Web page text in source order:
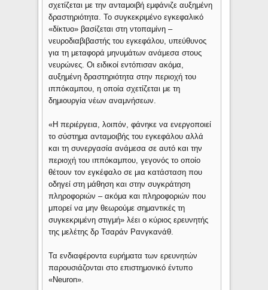
σχετίζεται με την ανταμοιβή εμφάνιζε αυξημένη
δραστηριότητα. Το συγκεκριμένο εγκεφαλικό
«δίκτυο» βασίζεται στη ντοπαμίνη –
νευροδιαβιβαστής του εγκεφάλου, υπεύθυνος
για τη μεταφορά μηνυμάτων ανάμεσα στους
νευρώνες. Οι ειδικοί εντόπισαν ακόμα,
αυξημένη δραστηριότητα στην περιοχή του
ιππόκαμπου, η οποία σχετίζεται με τη
δημιουργία νέων αναμνήσεων.
«Η περιέργεια, λοιπόν, φάνηκε να ενεργοποιεί
το σύστημα ανταμοιβής του εγκεφάλου αλλά
και τη συνεργασία ανάμεσα σε αυτό και την
περιοχή του ιππόκαμπου, γεγονός το οποίο
θέτουν τον εγκέφαλο σε μια κατάσταση που
οδηγεί στη μάθηση και στην συγκράτηση
πληροφοριών – ακόμα και πληροφοριών που
μπορεί να μην θεωρούμε σημαντικές τη
συγκεκριμένη στιγμή» λέει ο κύριος ερευνητής
της μελέτης δρ Τσαράν Ρανγκανάθ.
Τα ενδιαφέροντα ευρήματα των ερευνητών
παρουσιάζονται στο επιστημονικό έντυπο
«Neuron».